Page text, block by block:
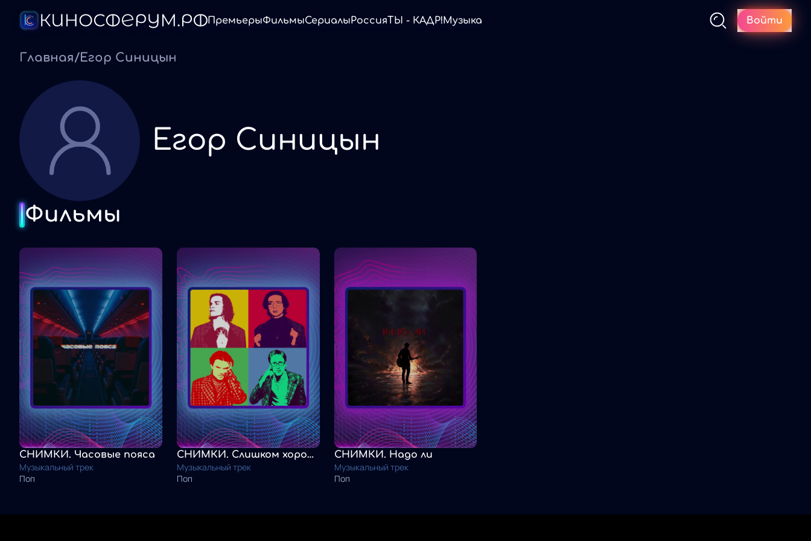
ПремьерыФильмыСериалыРоссияТЫ - КАДР!Музыка Войти
Главная/Егор Синицын
Егор Синицын
Фильмы
СНИМКИ. Часовые пояса
Музыкальный трек
Поп
СНИМКИ. Слишком хороша
Музыкальный трек
Поп
СНИМКИ. Надо ли
Музыкальный трек
Поп